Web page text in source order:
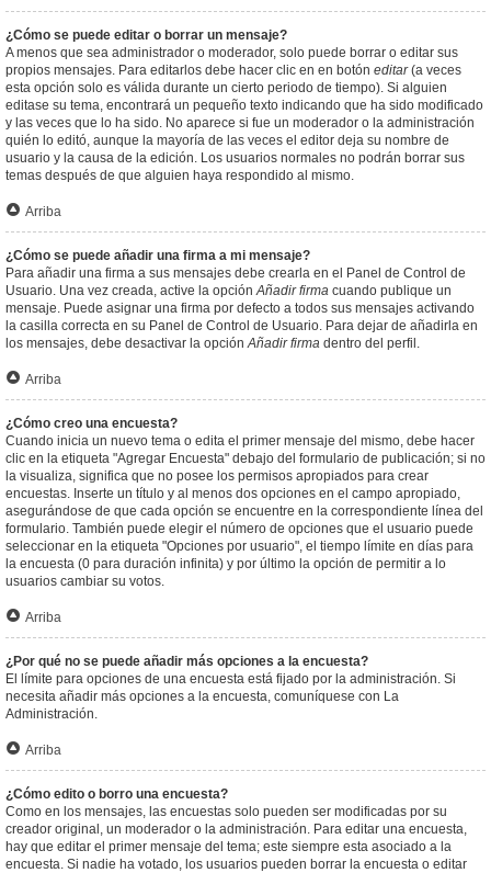
¿Cómo se puede editar o borrar un mensaje?
A menos que sea administrador o moderador, solo puede borrar o editar sus
propios mensajes. Para editarlos debe hacer clic en en botón editar(a veces
esta opción solo es válida durante un cierto periodo de tiempo). Si alguien
editase su tema, encontrará un pequeño texto indicando que ha sido modificado
y las veces que lo ha sido. No aparece si fue un moderador o la administración
quién lo editó, aunque la mayoría de las veces el editor deja su nombre de
usuario y la causa de la edición. Los usuarios normales no podrán borrar sus
temas después de que alguien haya respondido al mismo.
Arriba
¿Cómo se puede añadir una firma a mi mensaje?
Para añadir una firma a sus mensajes debe crearla en el Panel de Control de
Usuario. Una vez creada, active la opciónAñadir firma cuando publique un
mensaje. Puede asignar una firma por defecto a todos sus mensajes activando
la casilla correcta en su Panel de Control de Usuario. Para dejar de añadirla en
los mensajes, debe desactivar la opciónAñadir firma dentro del perfil.
Arriba
¿Cómo creo una encuesta?
Cuando inicia un nuevo tema o edita el primer mensaje del mismo, debe hacer
clic en la etiqueta "Agregar Encuesta" debajo del formulario de publicación; si no
la visualiza, significa que no posee los permisos apropiados para crear
encuestas. Inserte un título y al menos dos opciones en el campo apropiado,
asegurándose de que cada opción se encuentre en la correspondiente línea del
formulario. También puede elegir el número de opciones que el usuario puede
seleccionar en la etiqueta "Opciones por usuario", el tiempo límite en días para
la encuesta (0 para duración infinita) y por último la opción de permitir a lo
usuarios cambiar su votos.
Arriba
¿Por qué no se puede añadir más opciones a la encuesta?
El límite para opciones de una encuesta está fijado por la administración. Si
necesita añadir más opciones a la encuesta, comuníquese con La
Administración.
Arriba
¿Cómo edito o borro una encuesta?
Como en los mensajes, las encuestas solo pueden ser modificadas por su
creador original, un moderador o la administración. Para editar una encuesta,
hay que editar el primer mensaje del tema; este siempre esta asociado a la
encuesta. Si nadie ha votado, los usuarios pueden borrar la encuesta o editar